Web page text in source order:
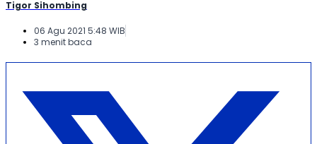
Tigor Sihombing
06 Agu 2021 5:48 WIB
3 menit baca